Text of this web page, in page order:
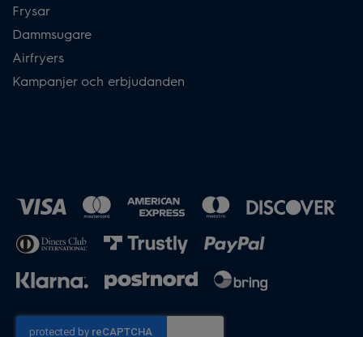
Frysar
Dammsugare
Airfryers
Kampanjer och erbjudanden